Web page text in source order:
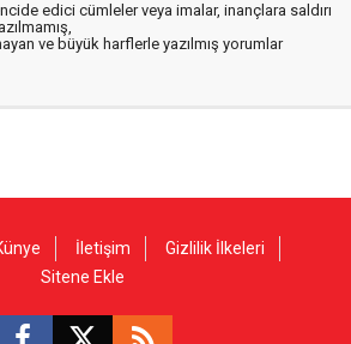
edici cümleler veya imalar, inançlara saldırı
ve büyük harflerle yazılmış yorumlar
İletişim
Gizlilik İlkeleri
Sitene Ekle